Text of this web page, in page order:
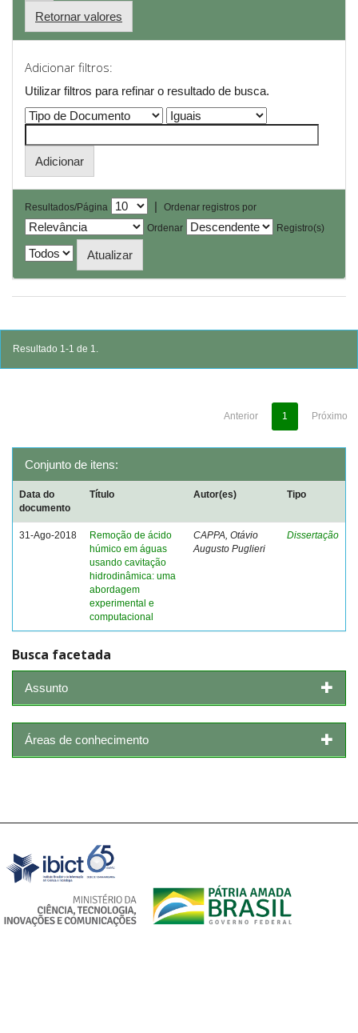
Retornar valores
Adicionar filtros:
Utilizar filtros para refinar o resultado de busca.
Resultados/Página |
Ordenar registros por
Ordenar
Registro(s)
Resultado 1-1 de 1.
Anterior 1 Próximo
Conjunto de itens:
Data do
documento
Título Autor(es) Tipo
31-Ago-2018
Remoção de ácido
húmico em águas
usando cavitação
hidrodinâmica: uma
abordagem
experimental e
computacional
CAPPA, Otávio
Augusto Puglieri
Dissertação
Busca facetada
Assunto
Áreas de conhecimento